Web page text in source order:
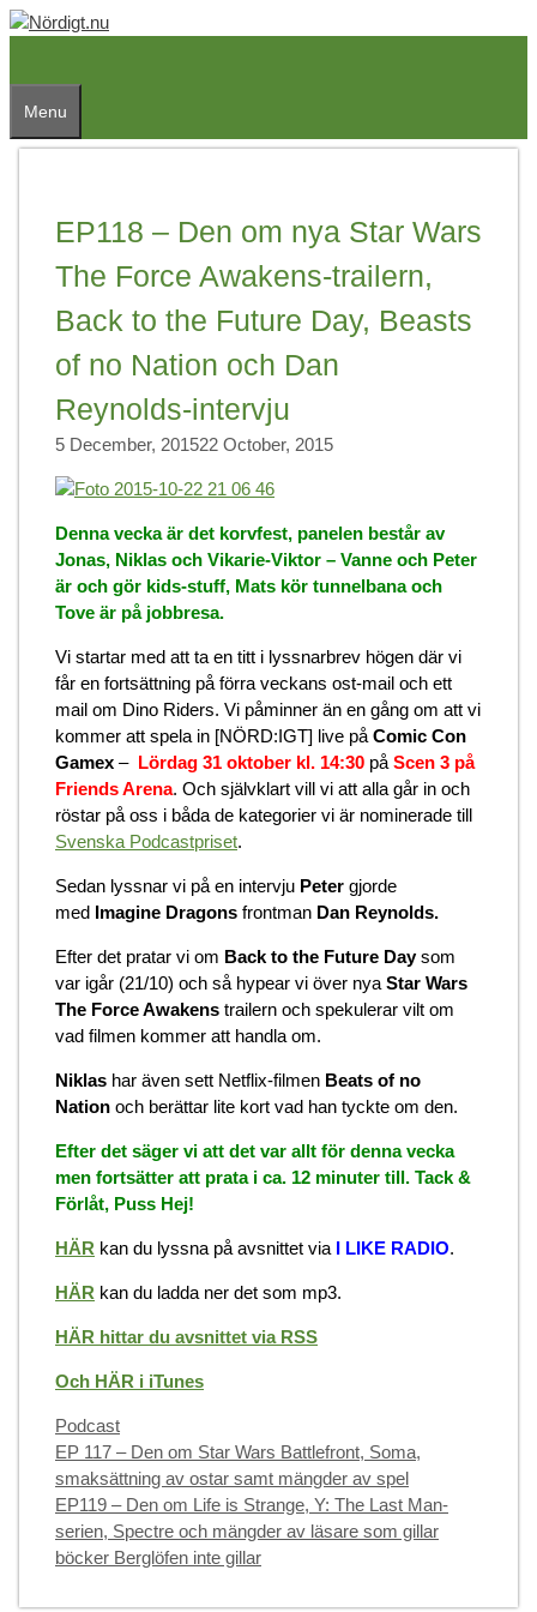
Skip
Menu
EP118 – Den om nya Star Wars
The Force Awakens-trailern,
Back to the Future Day, Beasts
of no Nation och Dan
Reynolds-intervju
5 December, 201522 October, 2015
Denna vecka är det korvfest, panelen består av
Jonas, Niklas och Vikarie-Viktor – Vanne och Peter
är och gör kids-stuff, Mats kör tunnelbana och
Tove är på jobbresa.
Vi startar med att ta en titt i lyssnarbrev högen där vi
får en fortsättning på förra veckans ost-mail och ett
mail om Dino Riders. Vi påminner än en gång om att vi
kommer att spela in [NÖRD:IGT] live på Comic Con
Gamex – Lördag 31 oktober kl. 14:30 på Scen 3 på
Friends Arena. Och självklart vill vi att alla går in och
röstar på oss i båda de kategorier vi är nominerade till
Svenska Podcastpriset.
Sedan lyssnar vi på en intervju Peter gjorde
med Imagine Dragons frontman Dan Reynolds.
Efter det pratar vi om Back to the Future Daysom
var igår (21/10) och så hypear vi över nya Star Wars
The Force Awakens trailern och spekulerar vilt om
vad filmen kommer att handla om.
Niklas har även sett Netflix-filmen Beats of no
Nation och berättar lite kort vad han tyckte om den.
Efter det säger vi att det var allt för denna vecka
men fortsätter att prata i ca. 12 minuter till. Tack &
Förlåt, Puss Hej!
HÄR kan du lyssna på avsnittet via I LIKE RADIO.
HÄR kan du ladda ner det som mp3.
HÄR hittar du avsnittet via RSS
Och HÄR i iTunes
Categories
Podcast
EP 117 – Den om Star Wars Battlefront, Soma,
smaksättning av ostar samt mängder av spel
EP119 – Den om Life is Strange, Y: The Last Man-
serien, Spectre och mängder av läsare som gillar
böcker Berglöfen inte gillar